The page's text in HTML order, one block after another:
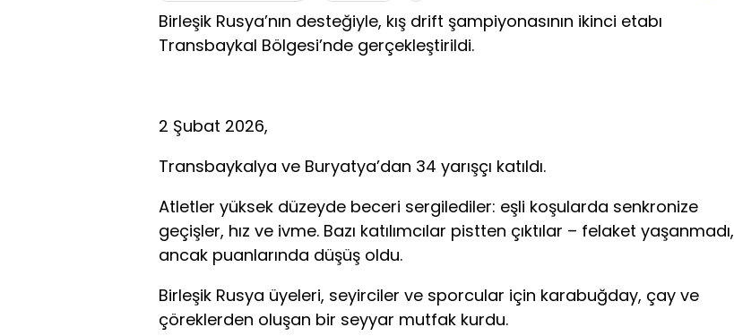
Birleşik Rusya’nın desteğiyle, kış drift şampiyonasının ikinci etabı
Transbaykal Bölgesi’nde gerçekleştirildi.
2 Şubat 2026,
Transbaykalya ve Buryatya’dan 34 yarışçı katıldı.
Atletler yüksek düzeyde beceri sergilediler: eşli koşularda senkronize
geçişler, hız ve ivme. Bazı katılımcılar pistten çıktılar – felaket yaşanmadı,
ancak puanlarında düşüş oldu.
Birleşik Rusya üyeleri, seyirciler ve sporcular için karabuğday, çay ve
çöreklerden oluşan bir seyyar mutfak kurdu.